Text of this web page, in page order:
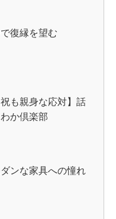
復縁を望む
祝も親身な応対】話
か倶楽部
ンな家具への憧れ